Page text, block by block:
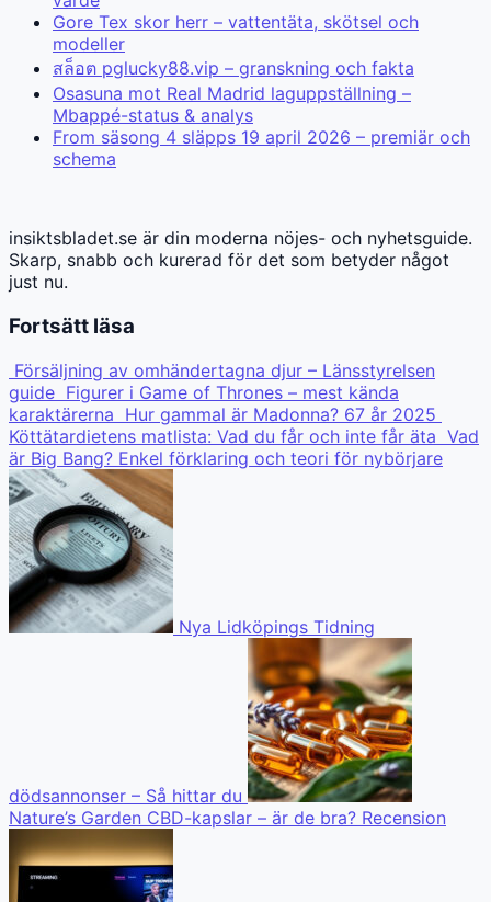
Gore Tex skor herr – vattentäta, skötsel och
modeller
สล็อต pglucky88.vip – granskning och fakta
Osasuna mot Real Madrid laguppställning –
Mbappé-status & analys
From säsong 4 släpps 19 april 2026 – premiär och
schema
insiktsbladet.se är din moderna nöjes- och nyhetsguide.
Skarp, snabb och kurerad för det som betyder något
just nu.
Fortsätt läsa
Försäljning av omhändertagna djur – Länsstyrelsen
guide Figurer i Game of Thrones – mest kända
karaktärerna Hur gammal är Madonna? 67 år 2025
Köttätardietens matlista: Vad du får och inte får äta Vad
är Big Bang? Enkel förklaring och teori för nybörjare
Nya Lidköpings Tidning
dödsannonser – Så hittar du
Nature’s Garden CBD-kapslar – är de bra? Recension